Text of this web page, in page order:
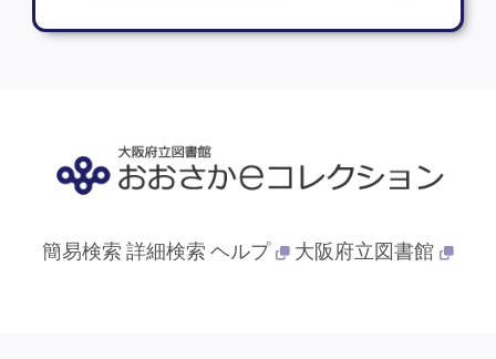
簡易検索 詳細検索 ヘルプ 大阪府立図書館